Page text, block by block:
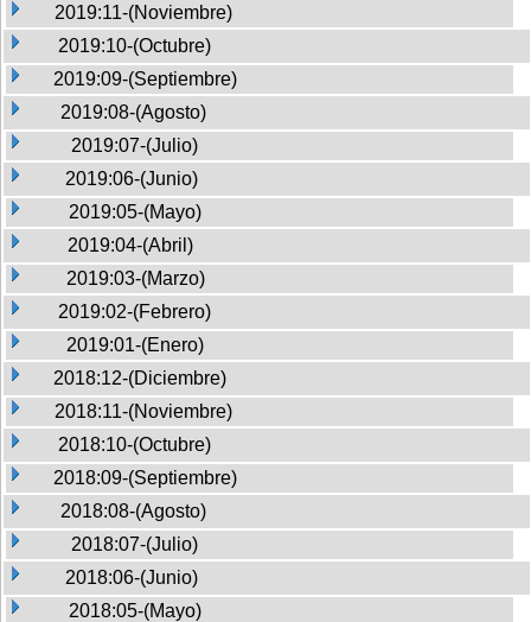
2019:11-(Noviembre)
2019:10-(Octubre)
2019:09-(Septiembre)
2019:08-(Agosto)
2019:07-(Julio)
2019:06-(Junio)
2019:05-(Mayo)
2019:04-(Abril)
2019:03-(Marzo)
2019:02-(Febrero)
2019:01-(Enero)
2018:12-(Diciembre)
2018:11-(Noviembre)
2018:10-(Octubre)
2018:09-(Septiembre)
2018:08-(Agosto)
2018:07-(Julio)
2018:06-(Junio)
2018:05-(Mayo)